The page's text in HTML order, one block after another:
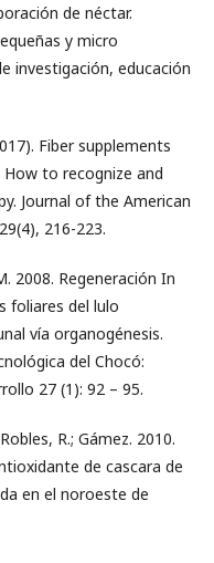
de néctar.
y micro
investigación, educación
Fiber supplements
to recognize and
Journal of the American
216-223.
2008. Regeneración In
foliares del lulo
vía organogénesis.
del Chocó:
27 (1): 92 – 95.
R.; Gámez. 2010.
de cascara de
en el noroeste de